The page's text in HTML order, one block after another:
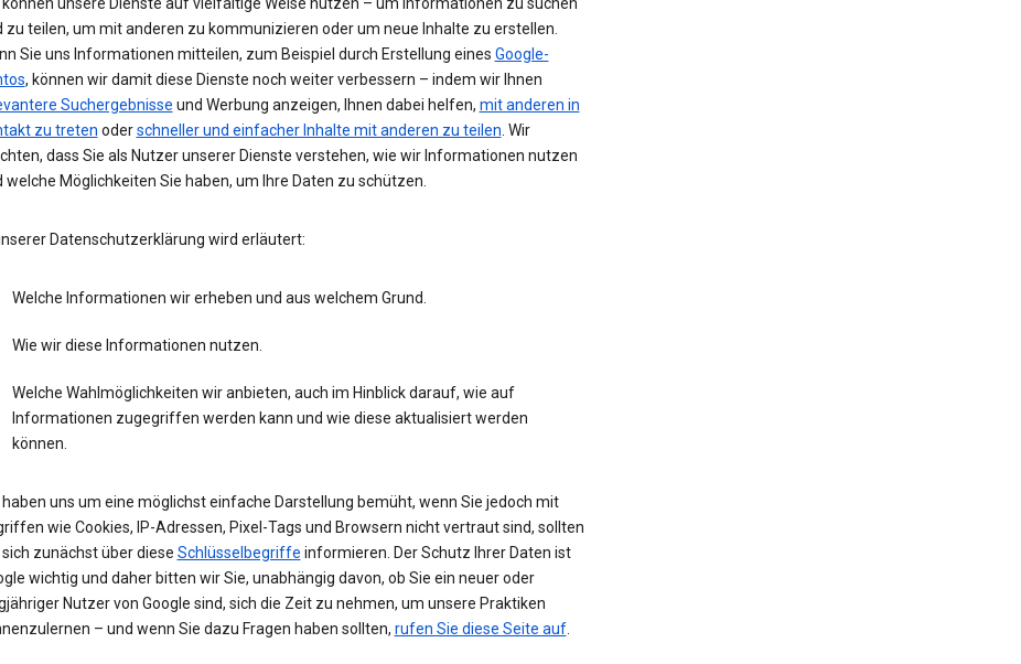
können unsere Dienste auf vielfältige Weise nutzen – um Informationen zu suchen
zu teilen, um mit anderen zu kommunizieren oder um neue Inhalte zu erstellen.
Sie uns Informationen mitteilen, zum Beispiel durch Erstellung eines Google-
, können wir damit diese Dienste noch weiter verbessern – indem wir Ihnen
Suchergebnisse und Werbung anzeigen, Ihnen dabei helfen, mit anderen in
zu treten oderschneller und einfacher Inhalte mit anderen zu teilen. Wir
dass Sie als Nutzer unserer Dienste verstehen, wie wir Informationen nutzen
welche Möglichkeiten Sie haben, um Ihre Daten zu schützen.
Datenschutzerklärung wird erläutert:
Welche Informationen wir erheben und aus welchem Grund.
Wie wir diese Informationen nutzen.
Welche Wahlmöglichkeiten wir anbieten, auch im Hinblick darauf, wie auf
Informationen zugegriffen werden kann und wie diese aktualisiert werden
können.
haben uns um eine möglichst einfache Darstellung bemüht, wenn Sie jedoch mit
wie Cookies, IP-Adressen, Pixel-Tags und Browsern nicht vertraut sind, sollten
sich zunächst über diese Schlüsselbegriffe informieren. Der Schutz Ihrer Daten ist
wichtig und daher bitten wir Sie, unabhängig davon, ob Sie ein neuer oder
Nutzer von Google sind, sich die Zeit zu nehmen, um unsere Praktiken
– und wenn Sie dazu Fragen haben sollten, rufen Sie diese Seite auf.